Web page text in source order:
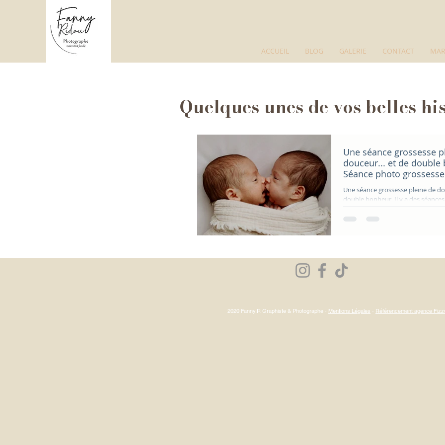
ACCUEIL BLOG GALERIE CONTACT
Quelques unes de vos belles
Une séance grossesse
douceur... et de double
Séance photo
naturelle réalisée dans
studio cocooning
Une séance grossesse pleine de
double bonheur. Il y a des séances qui ont une
énergie particulière. Celle-ci en
cette future maman m’a contactée
cocon pour deux petits cœurs La
déroulée dans mon home studio,
2020 Fanny.R Graphiste & Photographe - Mentions Légales - Référencement agence